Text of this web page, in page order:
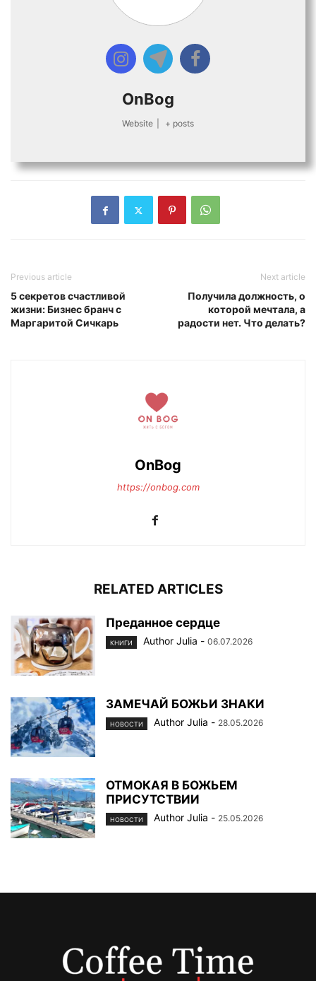
OnBog
Website + posts
Previous article
5 секретов счастливой
жизни: Бизнес бранч с
Маргаритой Сичкарь
Next article
Получила должность, о
которой мечтала, а
радости нет. Что делать?
OnBog
https://onbog.com
RELATED ARTICLES
Преданное сердце
КНИГИ Author Julia - 06.07.2026
ЗАМЕЧАЙ БОЖЬИ ЗНАКИ
НОВОСТИ Author Julia - 28.05.2026
ОТМОКАЯ В БОЖЬЕМ
ПРИСУТСТВИИ
НОВОСТИ Author Julia - 25.05.2026